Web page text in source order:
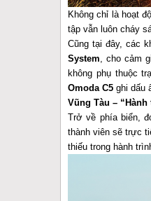
Không chỉ là hoạt
tập vẫn luôn cháy
Cũng tại đây, các
System , cho cảm
không phụ thuộc
Omoda C5 ghi dấu
Vũng Tàu –
Trở về phía biển,
thành viên sẽ trực
thiếu trong hành